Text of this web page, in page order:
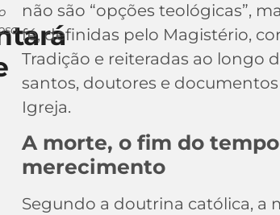
não são “opções teológicas”,
fé, definidas pelo Magistério,
Tradição e reiteradas ao longo
santos, doutores e documentos
Igreja.
A morte, o fim do
merecimento
Segundo a doutrina católica, a